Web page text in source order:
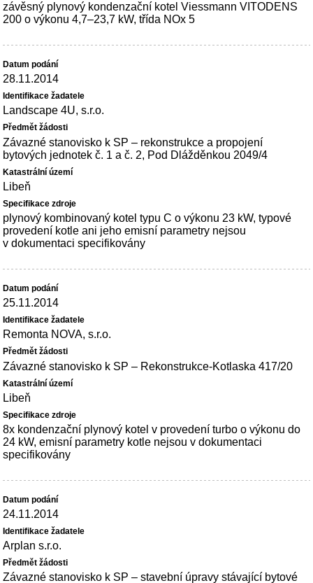
závěsný plynový kondenzační kotel Viessmann VITODENS
200 o výkonu 4,7–23,7 kW, třída NOx 5
28.11.2014
Landscape 4U, s.r.o.
Závazné stanovisko k SP – rekonstrukce a propojení
bytových jednotek č. 1 a č. 2, Pod Dlážděnkou 2049/4
Libeň
plynový kombinovaný kotel typu C o výkonu 23 kW, typové
provedení kotle ani jeho emisní parametry nejsou
v dokumentaci specifikovány
25.11.2014
Remonta NOVA, s.r.o.
Závazné stanovisko k SP – Rekonstrukce-Kotlaska 417/20
Libeň
8x kondenzační plynový kotel v provedení turbo o výkonu do
24 kW, emisní parametry kotle nejsou v dokumentaci
specifikovány
24.11.2014
Arplan s.r.o.
Závazné stanovisko k SP – stavební úpravy stávající bytové